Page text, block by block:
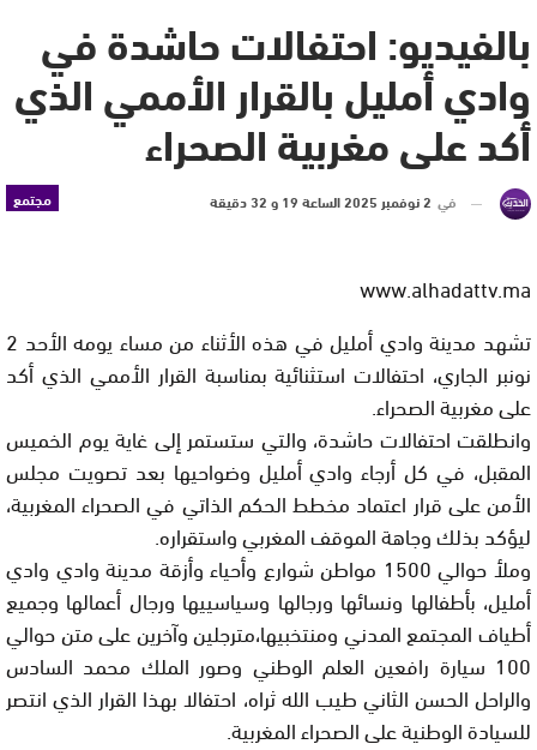
بالفيديو: احتفالات حاشدة في
وادي أمليل بالقرار الأممي الذي
أكد على مغربية الصحراء
مجتمع في 2 نوفمبر 2025 الساعة 19 و 32 دقيقة
www.alhadattv.ma
تشهد مدينة وادي أمليل في هذه الأثناء من مساء يومه الأحد 2
نونبر الجاري، احتفالات استثنائية بمناسبة القرار الأممي الذي أكد
على مغربية الصحراء.
وانطلقت احتفالات حاشدة، والتي ستستمر إلى غاية يوم الخميس
المقبل، في كل أرجاء وادي أمليل وضواحيها بعد تصويت مجلس
الأمن على قرار اعتماد مخطط الحكم الذاتي في الصحراء المغربية،
ليؤكد بذلك وجاهة الموقف المغربي واستقراره.
وملأ حوالي 1500 مواطن شوارع وأحياء وأزقة مدينة وادي وادي
أمليل، بأطفالها ونسائها ورجالها وسياسييها ورجال أعمالها وجميع
أطياف المجتمع المدني ومنتخبيها،مترجلين وآخرين على متن حوالي
100 سيارة رافعين العلم الوطني وصور الملك محمد السادس
والراحل الحسن الثاني طيب الله ثراه، احتفالا بهذا القرار الذي انتصر
للسيادة الوطنية على الصحراء المغربية.